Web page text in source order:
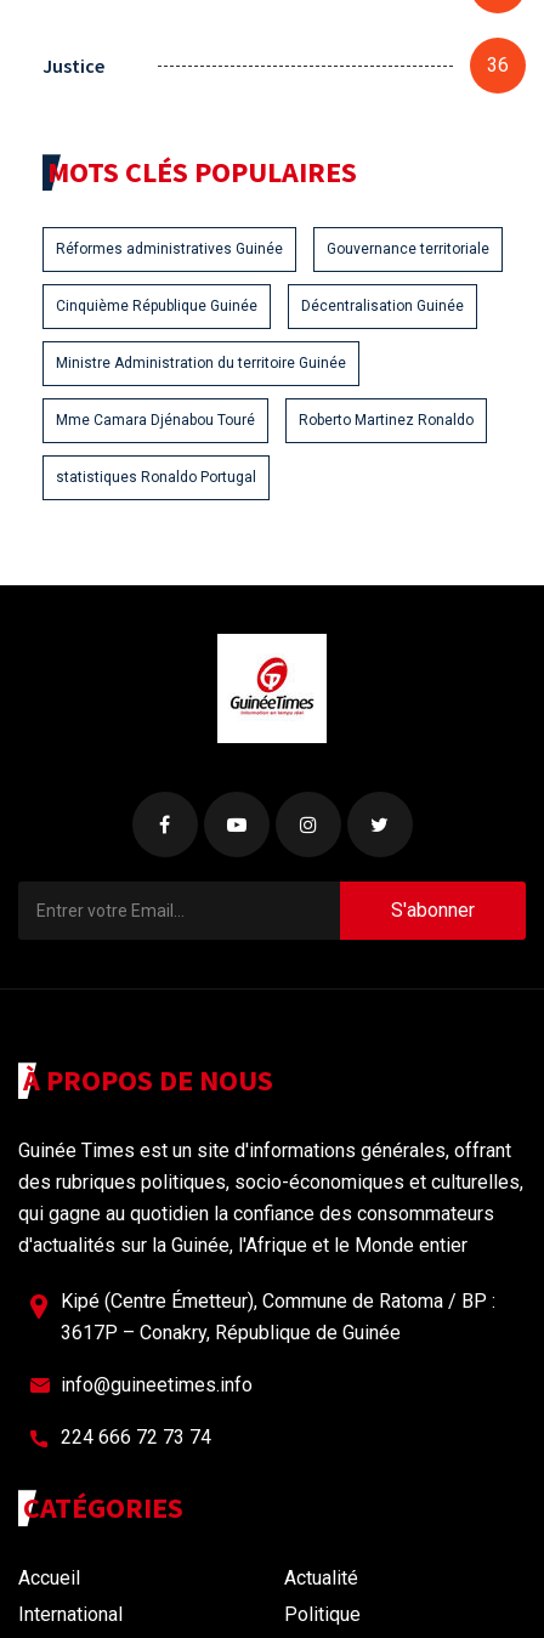
Justice 36
MOTS CLÉS POPULAIRES
Réformes administratives Guinée Gouvernance territoriale
Cinquième République Guinée Décentralisation Guinée
Ministre Administration du territoire Guinée
Mme Camara Djénabou Touré Roberto Martinez Ronaldo
statistiques Ronaldo Portugal
S'abonner
À PROPOS DE NOUS
Guinée Times est un site d'informations générales, offrant
des rubriques politiques, socio-économiques et culturelles,
qui gagne au quotidien la confiance des consommateurs
d'actualités sur la Guinée, l'Afrique et le Monde entier
Kipé (Centre Émetteur), Commune de Ratoma / BP :
3617P – Conakry, République de Guinée
info@guineetimes.info
224 666 72 73 74
CATÉGORIES
Accueil
Actualité
International
Politique